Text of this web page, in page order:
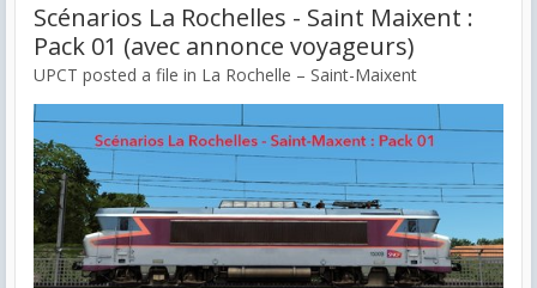
Scénarios La Rochelles - Saint Maixent :
Pack 01 (avec annonce voyageurs)
UPCT posted a file in La Rochelle – Saint-Maixent